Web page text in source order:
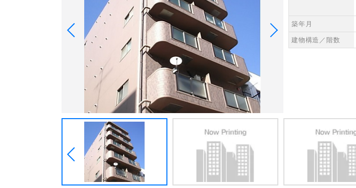
築年月
建物構造／階数